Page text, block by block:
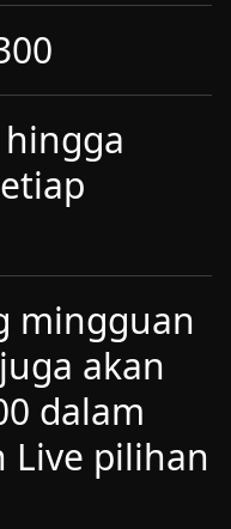
mingguan
akan
dalam
Live pilihan